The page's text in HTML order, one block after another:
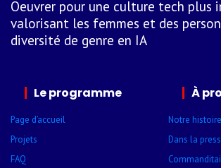
Oeuvrer pour une culture tech plus
valorisant les femmes et des
diversité de genre en IA
Le programme
Page d’accueil
Projets
FAQ
À
Notre histoire
Dans la